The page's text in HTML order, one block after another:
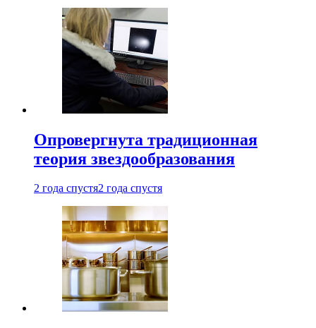
Опровергнута традиционная
теория звездообразования
2 года спустя2 года спустя